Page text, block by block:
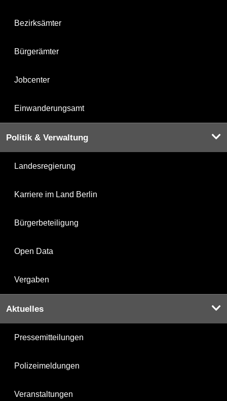
Bezirksämter
Bürgerämter
Jobcenter
Einwanderungsamt
Politik & Verwaltung
Landesregierung
Karriere im Land Berlin
Bürgerbeteiligung
Open Data
Vergaben
Aktuelles
Pressemitteilungen
Polizeimeldungen
Veranstaltungen